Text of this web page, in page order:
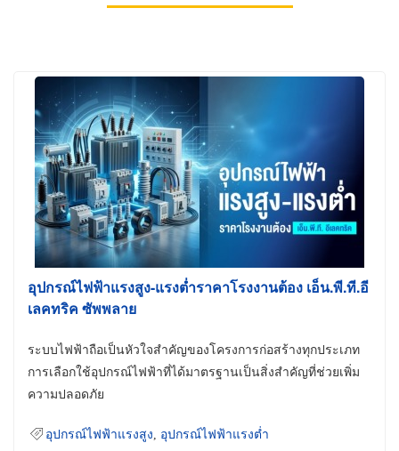
อุปกรณ์ไฟฟ้าแรงสูง-แรงต่ำราคาโรงงานต้อง เอ็น.พี.ที.อี
เลคทริค ซัพพลาย
ระบบไฟฟ้าถือเป็นหัวใจสำคัญของโครงการก่อสร้างทุกประเภท
การเลือกใช้อุปกรณ์ไฟฟ้าที่ได้มาตรฐานเป็นสิ่งสำคัญที่ช่วยเพิ่ม
ความปลอดภัย
อุปกรณ์ไฟฟ้าแรงสูง อุปกรณ์ไฟฟ้าแรงต่ำ